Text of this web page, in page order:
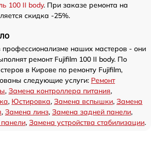
100 II body. При заказе ремонта на
скидка -25%.
наших мастеров - они
ремонт Fujifilm 100 II body. По
в Кирове по ремонту Fujifilm,
следующие услуги: Ремонт
, Замена контроллера питания,
, Юстировка, Замена вспышки, Замена
, Замена линз, Замена задней панели,
, Замена устройства стабилизации.